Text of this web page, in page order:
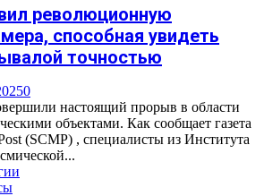
революционную
способная увидеть
точностью
0
настоящий прорыв в области
объектами. Как сообщает газета
(SCMP) , специалисты из Института